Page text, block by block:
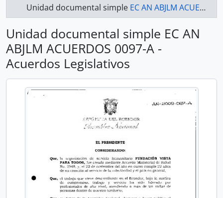
Unidad documental simple EC AN ABJLM ACUERDOS 0097-A - Acuerdos Legislativos
Unidad documental simple EC AN
ABJLM ACUERDOS 0097-A -
Acuerdos Legislativos